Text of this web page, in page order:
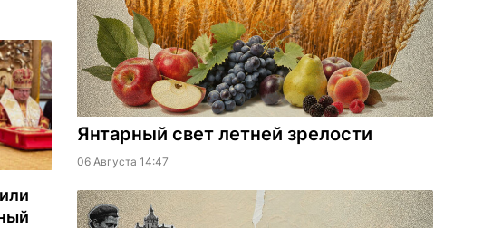
Янтарный свет летней зрелости
06 Августа 14:47